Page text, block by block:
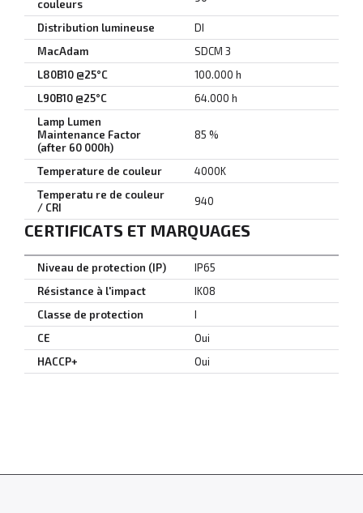
couleurs
Distribution lumineuse
DI
MacAdam
SDCM 3
L80B10 @25°C
100.000 h
L90B10 @25°C
64.000 h
Lamp Lumen
Maintenance Factor
(after 60 000h)
85 %
Temperature de couleur
4000K
Temperatu re de couleur
/ CRI
940
CERTIFICATS ET MARQUAGES
Niveau de protection (IP)
IP65
Résistance à l'impact
IK08
Classe de protection
I
CE
Oui
HACCP+
Oui